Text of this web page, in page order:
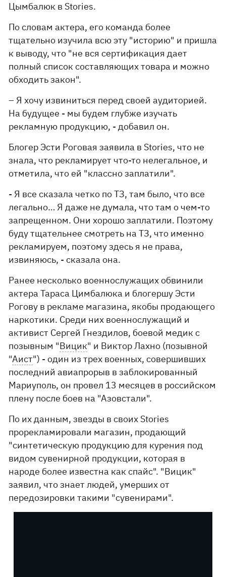
Цымбалюк в Stories.
По словам актера, его команда более
тщательно изучила всю эту "историю" и пришла
к выводу, что "не вся сертификация дает
полный список составляющих товара и можно
обходить закон".
– Я хочу извиниться перед своей аудиторией.
На будущее - мы будем глубже изучать
рекламную продукцию, - добавил он.
Блогер Эсти Роговая заявила в Stories, что не
знала, что рекламирует что-то нелегальное, и
отметила, что ей "классно заплатили".
- Я все сказала четко по ТЗ, там было, что все
легально… Я даже не думала, что там о чем-то
запрещенном. Они хорошо заплатили. Поэтому
буду тщательнее смотреть на ТЗ, что именно
рекламируем, поэтому здесь я не права,
извиняюсь, - сказала она.
Ранее несколько военнослужащих обвинили
актера Тараса Цимбалюка и блогершу Эсти
Рогову в рекламе магазина, якобы продающего
наркотики. Среди них военнослужащий и
активист Сергей Гнездилов, боевой медик с
позывным "Вицик" и Виктор Лахно (позывной
"Аист") - один из трех военных, совершивших
последний авиапрорыв в заблокированный
Мариуполь, он провел 13 месяцев в российском
плену после боев на "Азовстали".
По их данным, звезды в своих Stories
прорекламировали магазин, продающий
"синтетическую продукцию для курения под
видом сувенирной продукции, которая в
народе более известна как спайс". "Вицик"
заявил, что знает людей, умерших от
передозировки такими "сувенирами".